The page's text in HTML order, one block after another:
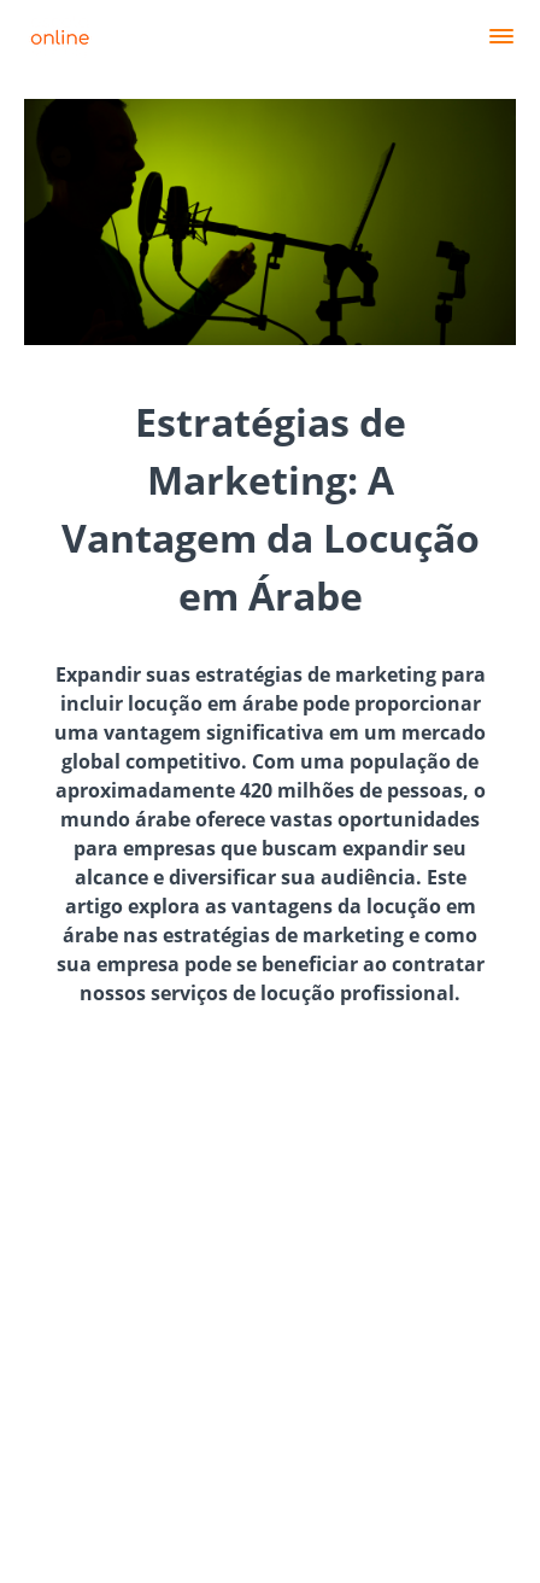
Estratégias de
Marketing: A
Vantagem da Locução
em Árabe
Expandir suas estratégias de marketing para
incluir locução em árabe pode proporcionar
uma vantagem significativa em um mercado
global competitivo. Com uma população de
aproximadamente 420 milhões de pessoas, o
mundo árabe oferece vastas oportunidades
para empresas que buscam expandir seu
alcance e diversificar sua audiência. Este
artigo explora as vantagens da locução em
árabe nas estratégias de marketing e como
sua empresa pode se beneficiar ao contratar
nossos serviços de locução profissional.